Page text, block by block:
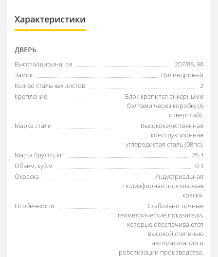
Характеристики
ДВЕРЬ
Высота/ширина, см
207/88, 98
Замок
Цилиндровый
Кол-во стальных листов
2
Крепление
Блок крепится анкерными
болтами через коробку (6
отверстий).
Марка стали
Высококачественная
конструкционная
углеродистая сталь (08пс).
Масса брутто, кг
26.3
Объем, куб.м
0.3
Окраска
Индустриальная
полиэфирная порошковая
краска.
Особенности
Стабильно точные
геометрические показатели,
которые обеспечиваются
высокой степенью
автоматизации и
роботизации производства.